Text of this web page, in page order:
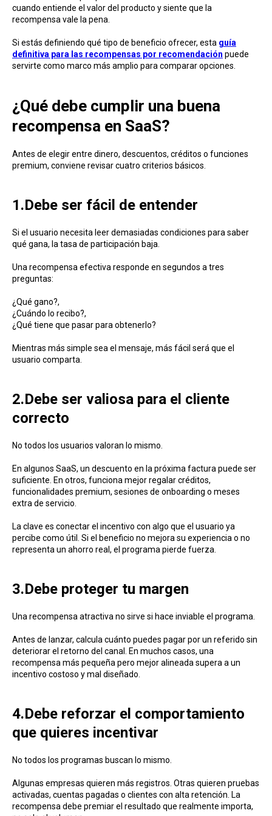
cuando entiende el valor del producto y siente que la
recompensa vale la pena.
Si estás definiendo qué tipo de beneficio ofrecer, esta guía
definitiva para las recompensas por recomendación puede
servirte como marco más amplio para comparar opciones.
¿Qué debe cumplir una buena
recompensa en SaaS?
Antes de elegir entre dinero, descuentos, créditos o funciones
premium, conviene revisar cuatro criterios básicos.
1.Debe ser fácil de entender
Si el usuario necesita leer demasiadas condiciones para saber
qué gana, la tasa de participación baja.
Una recompensa efectiva responde en segundos a tres
preguntas:
¿Qué gano?,
¿Cuándo lo recibo?,
¿Qué tiene que pasar para obtenerlo?
Mientras más simple sea el mensaje, más fácil será que el
usuario comparta.
2.Debe ser valiosa para el cliente
correcto
No todos los usuarios valoran lo mismo.
En algunos SaaS, un descuento en la próxima factura puede ser
suficiente. En otros, funciona mejor regalar créditos,
funcionalidades premium, sesiones de onboarding o meses
extra de servicio.
La clave es conectar el incentivo con algo que el usuario ya
percibe como útil. Si el beneficio no mejora su experiencia o no
representa un ahorro real, el programa pierde fuerza.
3.Debe proteger tu margen
Una recompensa atractiva no sirve si hace inviable el programa.
Antes de lanzar, calcula cuánto puedes pagar por un referido sin
deteriorar el retorno del canal. En muchos casos, una
recompensa más pequeña pero mejor alineada supera a un
incentivo costoso y mal diseñado.
4.Debe reforzar el comportamiento
que quieres incentivar
No todos los programas buscan lo mismo.
Algunas empresas quieren más registros. Otras quieren pruebas
activadas, cuentas pagadas o clientes con alta retención. La
recompensa debe premiar el resultado que realmente importa,